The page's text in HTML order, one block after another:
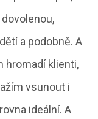
a podobně. A
hromadí klienti,
vsunout i
ideální. A